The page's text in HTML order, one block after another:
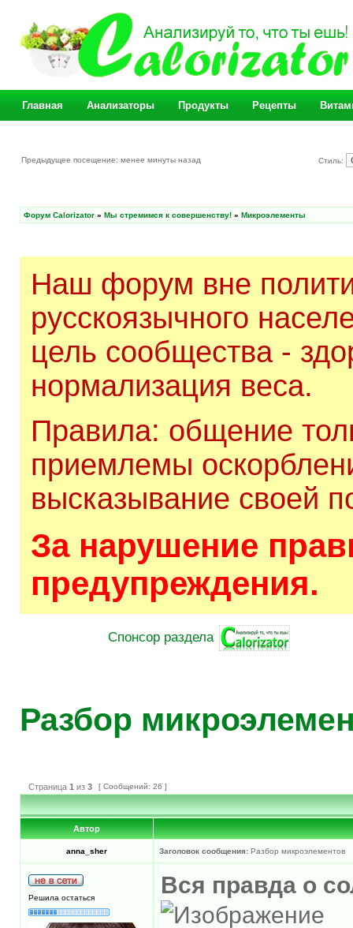
Главная Анализаторы Продукты Рецепты
Предыдущее посещение: менее минуты назад Стиль:
Форум Calorizator » Мы стремимся к совершенству! » Микроэлементы
Наш форум вне
русскоязычного
цель сообщества -
нормализация веса.
Правила: общение
приемлемы
высказывание своей
За нарушение
предупреждения.
Спонсор раздела
Разбор
Страница 1 из 3 [ Сообщений: 26 ]
Автор
anna_sher Заголовок сообщения: Разбор микроэлементов
Решила остаться Вся правда о